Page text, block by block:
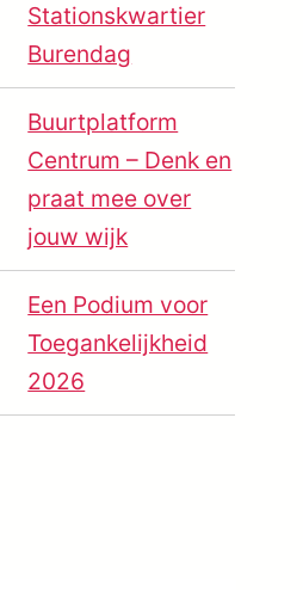
Outlook Live
Stationskwartier
Burendag
Buurtplatform
Centrum – Denk en
praat mee over
jouw wijk
Een Podium voor
Toegankelijkheid
2026